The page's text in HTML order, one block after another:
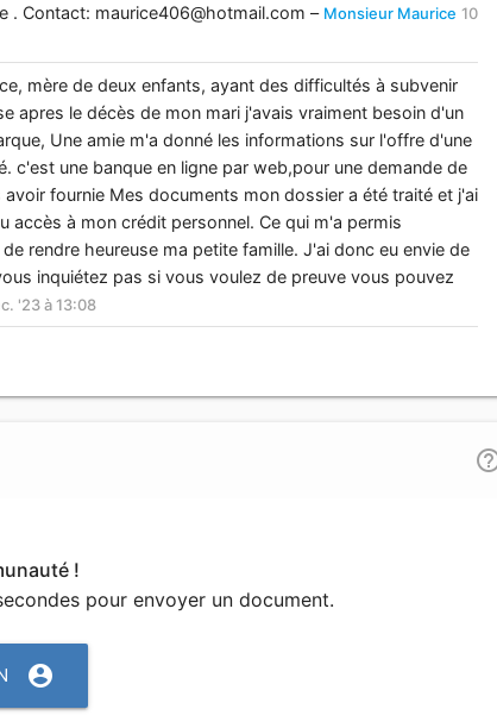
. Contact: maurice406@hotmail.com – Monsieur Maurice 10
mère de deux enfants, ayant des difficultés à subvenir
apres le décès de mon mari j'avais vraiment besoin d'un
Une amie m'a donné les informations sur l'offre d'une
c'est une banque en ligne par web,pour une demande de
fournie Mes documents mon dossier a été traité et j'ai
accès à mon crédit personnel. Ce qui m'a permis
rendre heureuse ma petite famille. J'ai donc eu envie de
inquiétez pas si vous voulez de preuve vous pouvez
'23 à 13:08
!
pour envoyer un document.
account_circle